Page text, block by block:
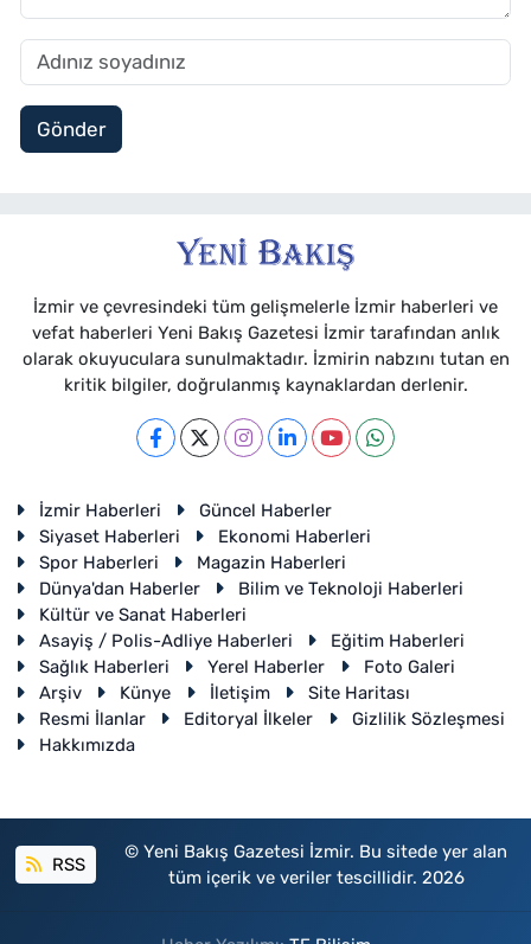
Gönder
İzmir ve çevresindeki tüm gelişmelerle İzmir haberleri ve
vefat haberleri Yeni Bakış Gazetesi İzmir tarafından anlık
olarak okuyuculara sunulmaktadır. İzmirin nabzını tutan en
kritik bilgiler, doğrulanmış kaynaklardan derlenir.
İzmir Haberleri
Güncel Haberler
Siyaset Haberleri
Ekonomi Haberleri
Spor Haberleri
Magazin Haberleri
Dünya'dan Haberler
Bilim ve Teknoloji Haberleri
Kültür ve Sanat Haberleri
Asayiş / Polis-Adliye Haberleri
Eğitim Haberleri
Sağlık Haberleri
Yerel Haberler
Foto Galeri
Arşiv
Künye İletişim
Site Haritası
Resmi İlanlar
Editoryal İlkeler
Gizlilik Sözleşmesi
Hakkımızda
RSS
© Yeni Bakış Gazetesi İzmir. Bu sitede yer alan
tüm içerik ve veriler tescillidir. 2026